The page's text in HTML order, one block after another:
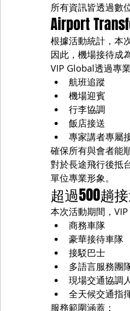
所有資訊皆透過數
Airport
根據活動統計，本
因此，機場接待成
VIP Global透過專
航班追蹤
機場迎賓
行李協調
飯店接送
專家講者專屬
確保所有與會者能
對於長途飛行後抵
單位專業形象。
超過500趟
本次活動期間，
商務車隊
豪華接待車隊
接駁巴士
多語言服務團
現場交通協調
全天候交通指
服務範圍涵蓋：